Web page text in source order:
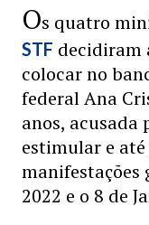
Os quatro
STF decidiram
colocar no
federal Ana
anos, acusada
estimular e
manifestações
2022 e o 8 de